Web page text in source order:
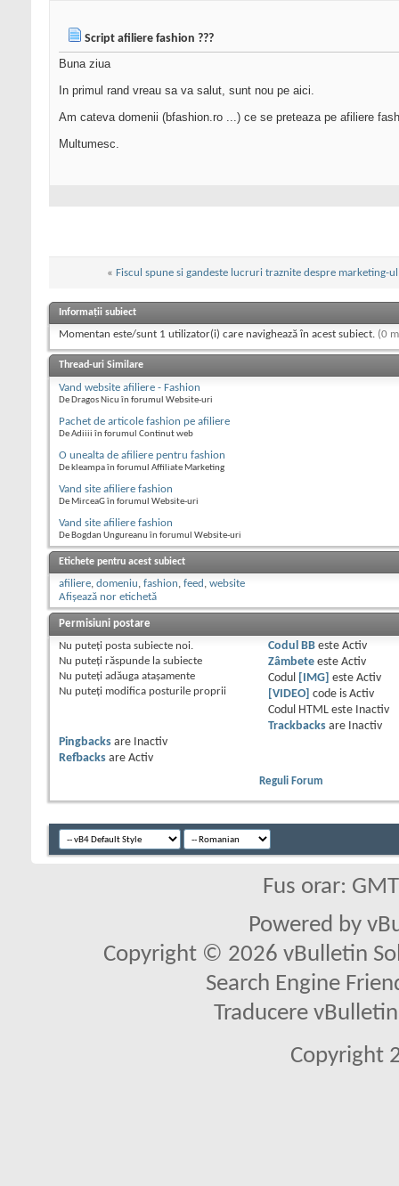
Script afiliere fashion ???
Buna ziua
In primul rand vreau sa va salut, sunt nou pe aici.
Am cateva domenii (bfashion.ro ...) ce se preteaza pe afiliere
Multumesc.
« Fiscul spune si gandeste lucruri traznite despre marketing-
Informații subiect
Momentan este/sunt 1 utilizator(i) care navighează în acest subiect. (0
Thread-uri Similare
Vand website afiliere - Fashion
De Dragos Nicu în forumul Website-uri
Pachet de articole fashion pe afiliere
De Adiiii în forumul Continut web
O unealta de afiliere pentru fashion
De kleampa în forumul Affiliate Marketing
Vand site afiliere fashion
De MirceaG în forumul Website-uri
Vand site afiliere fashion
De Bogdan Ungureanu în forumul Website-uri
Etichete pentru acest subiect
afiliere, domeniu, fashion, feed , website
Afișează nor etichetă
Permisiuni postare
Nu puteţi posta subiecte noi.
Nu puteţi răspunde la subiecte
Nu puteţi adăuga ataşamente
Nu puteţi modifica posturile proprii
Codul BBeste Activ
Zâmbeteeste Activ
Codul
[IMG] este Activ
[VIDEO]
code is Activ
Codul HTML este
Inactiv
Trackbacksare
Inactiv
Pingbacks are
Inactiv
Refbacks are Activ
Reguli Forum
Fus orar:
Powered by
Copyright © 2026 vBulletin
Search Engine
Traducere
Copyright